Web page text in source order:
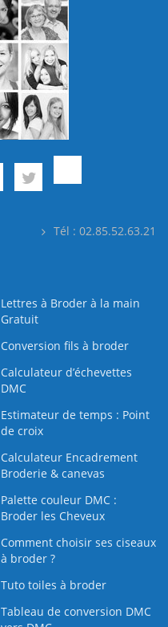
Tél : 02.85.52.63.21
Lettres à Broder à la main
Gratuit
Conversion fils à broder
Calculateur d’échevettes
DMC
Estimateur de temps : Point
de croix
Calculateur Encadrement
Broderie & canevas
Palette couleur DMC :
Broder les Cheveux
Comment choisir ses ciseaux
à broder ?
Tuto toiles à broder
Tableau de conversion DMC